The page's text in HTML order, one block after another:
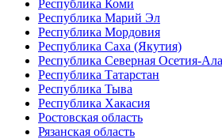
Республика Коми
Республика Марий Эл
Республика Мордовия
Республика Саха (Якутия)
Республика Северная Осетия-
Республика Татарстан
Республика Тыва
Республика Хакасия
Ростовская область
Рязанская область